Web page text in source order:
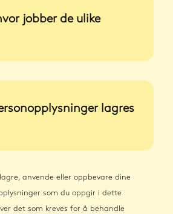
jobber de ulike
lagres
anvende eller oppbevare dine
som du oppgir i dette
det som kreves for å behandle